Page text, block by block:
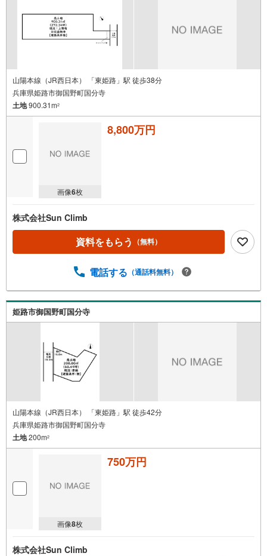
山陽本線（JR西日本） 「東姫路」駅 徒歩38分
兵庫県姫路市御国野町国分寺
土地900.31m2
画像6枚
8,800万円
株式会社Sun Climb
資料をもらう （無料）
電話する （通話料無料）
姫路市御国野町国分寺
山陽本線（JR西日本） 「東姫路」駅 徒歩42分
兵庫県姫路市御国野町国分寺
土地200m2
画像8枚
750万円
株式会社Sun Climb